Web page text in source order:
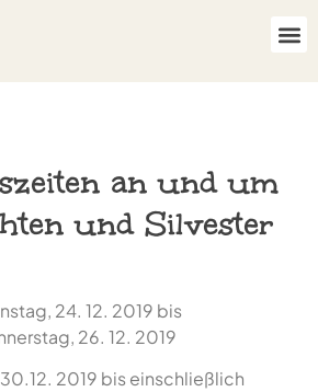
an und um
und Silvester
24. 12. 2019 bis
26. 12. 2019
2019 bis einschließlich